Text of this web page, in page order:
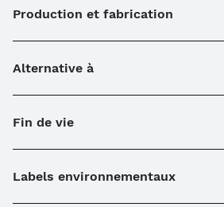
Production et fabrication
Alternative à
Fin de vie
Labels environnementaux